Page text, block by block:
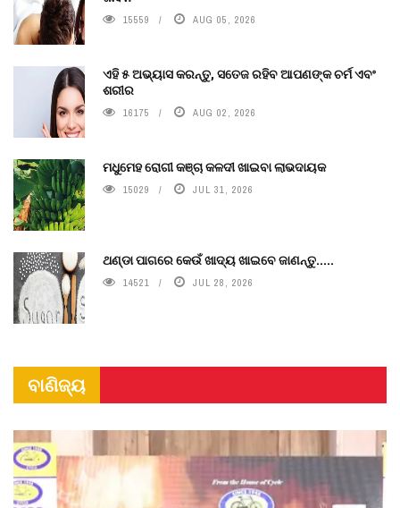
15559 AUG 05, 2026
ଏହି ୫ ଅଭ୍ୟାସ କରନ୍ତୁ, ସତେଜ ରହିବ ଆପଣଙ୍କ ଚର୍ମ ଏବଂ
ଶରୀର
16175 AUG 02, 2026
ମଧୁମେହ ରୋଗୀ କଞ୍ଚା କଳଦୀ ଖାଇବା ଲାଭଦାୟକ
15029 JUL 31, 2026
ଥଣ୍ଡା ପାଗରେ କେଉଁ ଖାଦ୍ୟ ଖାଇବେ ଜାଣନ୍ତୁ.....
14521 JUL 28, 2026
ବାଣିଜ୍ୟ